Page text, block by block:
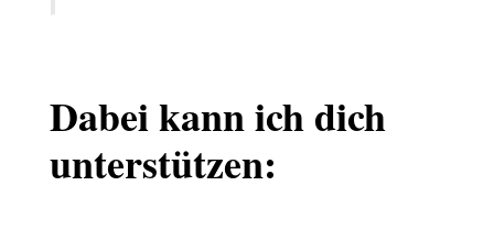
Dabei kann ich dich
unterstützen: